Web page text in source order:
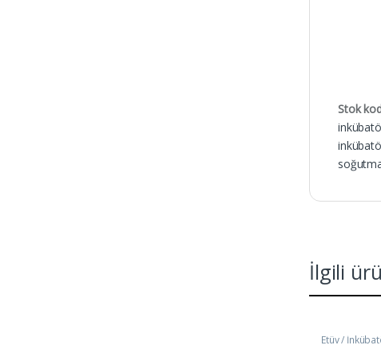
Stok
İlgili
Etüv /